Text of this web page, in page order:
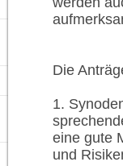
Die
1.
eine gute
und